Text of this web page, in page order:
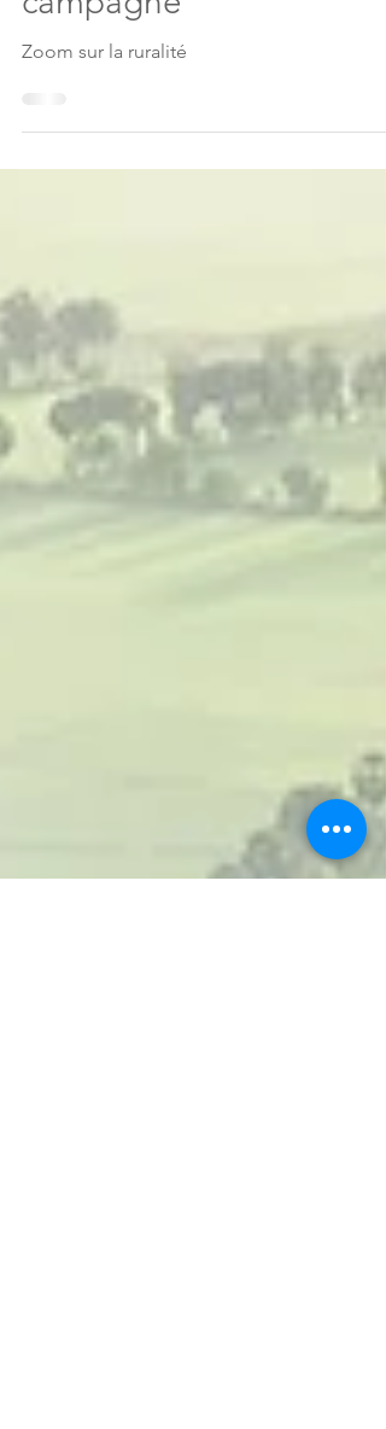
Les femmes rurales
tiennent (à) la
Zoom sur la ruralité